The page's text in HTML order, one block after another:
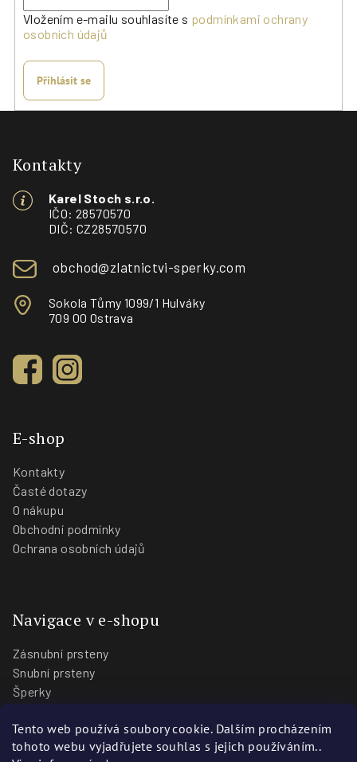
Tento web používá soubory cookie. Dalším procházením
tohoto webu vyjadřujete souhlas s jejich používáním..
Vložením e-mailu souhlasíte s podmínkami ochrany
osobních údajů
Přihlásit se
Kontakty
Karel Stoch s.r.o.
IČO: 28570570
DIČ: CZ28570570
obchod@zlatnictvi-sperky.com
Sokola Tůmy 1099/1 Hulváky
709 00 Ostrava
E-shop
Kontakty
Časté dotazy
O nákupu
Obchodní podmínky
Ochrana osobních údajů
Navigace v e-shopu
Zásnubní prsteny
Snubní prsteny
Šperky
Blog
Prodejny